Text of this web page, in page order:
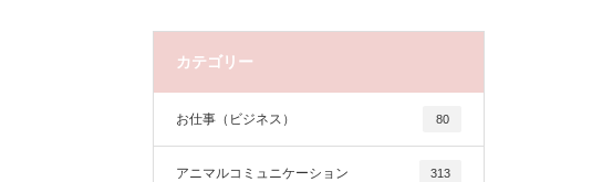
カテゴリー
お仕事（ビジネス） 80
アニマルコミュニケーション 313